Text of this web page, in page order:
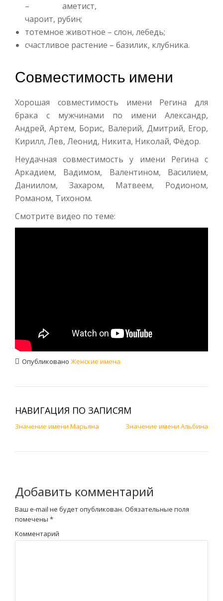
– аметист,
чароит, рубин;
тотемное животное – слон, лебедь;
счастливое растение – базилик, клубника.
Совместимость имени
Хорошая совместимость имени Регина для
брака с мужчинами по имени Александр,
Андрей, Артем, Борис, Валерий, Дмитрий, Егор,
Кирилл, Лев, Леонид, Никита, Николай, Фёдор.
Неудачная совместимость у имени Регина с
Аркадием, Вадимом, Валентином, Василием,
Даниилом, Захаром, Матвеем, Родионом,
Романом, Тихоном.
Смотрите видео по теме:
Опубликовано Женские имена
НАВИГАЦИЯ ПО ЗАПИСЯМ
Значение имени Марьяна Значение имени Альбина
Добавить комментарий
Ваш e-mail не будет опубликован. Обязательные поля
помечены *
Комментарий